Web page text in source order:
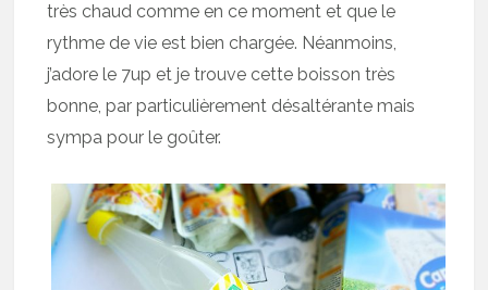
très chaud comme en ce moment et que le
rythme de vie est bien chargée. Néanmoins,
j’adore le 7up et je trouve cette boisson très
bonne, par particulièrement désaltérante mais
sympa pour le goûter.